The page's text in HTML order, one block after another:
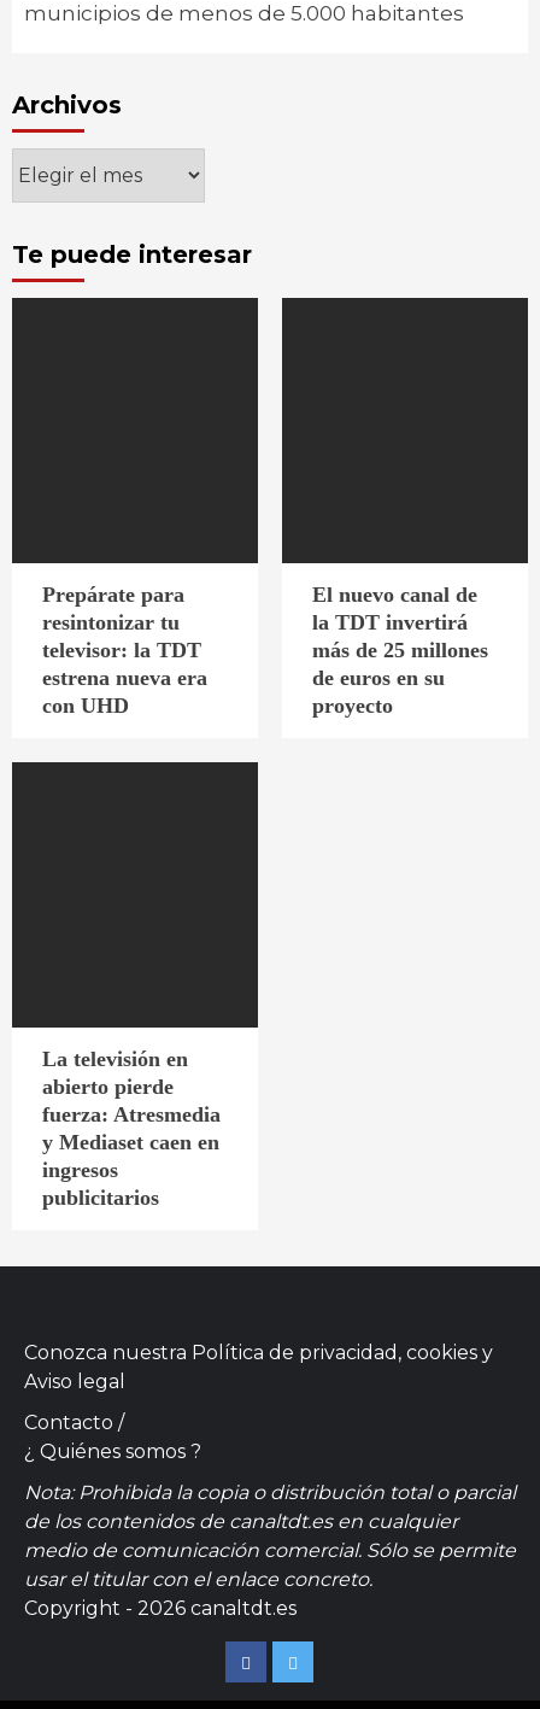
municipios de menos de 5.000 habitantes
Archivos
Archivos
Te puede interesar
Prepárate para
resintonizar tu
televisor: la TDT
estrena nueva era
con UHD
El nuevo canal de
la TDT invertirá
más de 25 millones
de euros en su
proyecto
La televisión en
abierto pierde
fuerza: Atresmedia
y Mediaset caen en
ingresos
publicitarios
Conozca nuestra Política de privacidad, cookies y
Aviso legal
Contacto /
¿ Quiénes somos ?
Nota: Prohibida la copia o distribución total o parcial
de los contenidos de canaltdt.es en cualquier
medio de comunicación comercial. Sólo se permite
usar el titular con el enlace concreto.
Copyright - 2026 canaltdt.es
FacebookTwitter